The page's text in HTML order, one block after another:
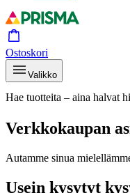
Ostoskori
Valikko
Hae tuotteita – aina halvat
Verkkokaupan
Autamme sinua
Usein kysytyt